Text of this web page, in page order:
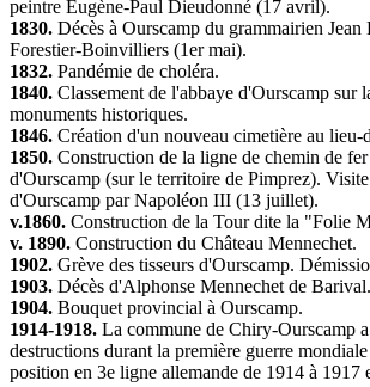
peintre Eugène-Paul Dieudonné (17 avril).
1830. Décès à Ourscamp du grammairien Jean
Forestier-Boinvilliers (1er mai).
1832. Pandémie de choléra.
1840. Classement de l'abbaye d'Ourscamp sur
monuments historiques.
1846. Création d'un nouveau cimetière au
1850. Construction de la ligne de chemin de
d'Ourscamp (sur le territoire de Pimprez).
d'Ourscamp par Napoléon III (13 juillet).
v.1860. Construction de la Tour dite la "Folie
v. 1890. Construction du Château Mennechet.
1902. Grève des tisseurs d'Ourscamp.
1903. Décès d'Alphonse Mennechet de Barival.
1904. Bouquet provincial à Ourscamp.
1914-1918. La commune de Chiry-Ourscamp
destructions durant la première guerre mondiale
position en 3e ligne allemande de 1914 à 1917